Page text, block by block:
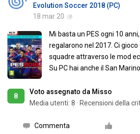
Evolution Soccer 2018 (PC)
18 mar 20
Mi basta un PES ogni 10
regalarono nel 2017. Ci
squadre attraverso le mod
Su PC hai anche il San Marino.
8
Voto assegnato da Misso
Media utenti: 8 · Recensioni della
Commenta